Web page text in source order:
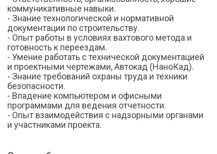
коммуникативные навыки.
- Знание технологической и нормативной
документации по строительству.
- Опыт работы в условиях вахтового метода и
готовность к переездам.
- Умение работать с технической документацией
и проектными чертежами, Автокад (НаноКад).
- Знание требований охраны труда и техники
безопасности.
- Владение компьютером и офисными
программами для ведения отчетности.
- Опыт взаимодействия с надзорными органами
и участниками проекта.